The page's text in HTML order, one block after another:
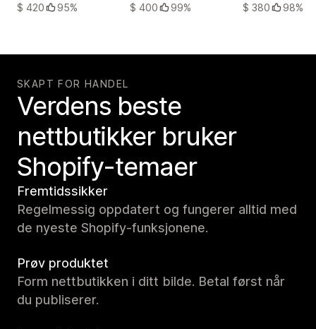
$ 420
95%
$ 400
99%
$ 380
98%
SKAPT FOR HANDEL
Verdens beste
nettbutikker bruker
Shopify-temaer
Fremtidssikker
Regelmessig oppdatert og fungerer alltid med
de nyeste Shopify-funksjonene.
Prøv produktet
Form nettbutikken i ditt bilde. Betal først når
du publiserer.